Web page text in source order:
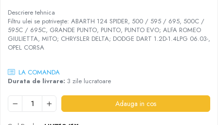
Dexron III
Mercedes
ZF
Haldex
Ulei motociclete
Descriere tehnica
Filtru ulei se potrivește: ABARTH 124 SPIDER, 500 / 595 / 695, 500C /
595C / 695C, GRANDE PUNTO, PUNTO, PUNTO EVO; ALFA ROMEO
GIULIETTA, MITO; CHRYSLER DELTA; DODGE DART 1.2D-1.4LPG 06.03-,
OPEL CORSA
LA COMANDA
Durata de livrare: 3 zile lucratoare
Adauga in cos